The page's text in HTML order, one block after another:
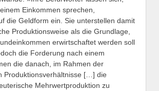
Einkommen sprechen,
die Geldform ein. Sie unterstellen damit
Produktionsweise als die Grundlage,
erwirtschaftet werden soll
die Forderung nach einem
die danach, im Rahmen der
Produktionsverhältnisse […] die
Mehrwertproduktion zu